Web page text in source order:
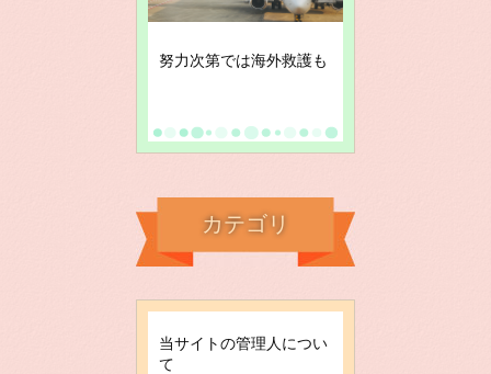
努力次第では海外救護も
カテゴリ
当サイトの管理人につい
て